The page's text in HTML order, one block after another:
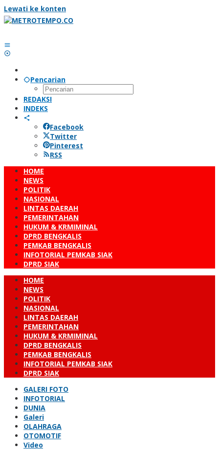
Lewati ke konten
Pencarian
REDAKSI
INDEKS
Facebook
Twitter
Pinterest
RSS
HOME
NEWS
POLITIK
NASIONAL
LINTAS DAERAH
PEMERINTAHAN
HUKUM & KRMIMINAL
DPRD BENGKALIS
PEMKAB BENGKALIS
INFOTORIAL PEMKAB SIAK
DPRD SIAK
HOME
NEWS
POLITIK
NASIONAL
LINTAS DAERAH
PEMERINTAHAN
HUKUM & KRMIMINAL
DPRD BENGKALIS
PEMKAB BENGKALIS
INFOTORIAL PEMKAB SIAK
DPRD SIAK
GALERI FOTO
INFOTORIAL
DUNIA
Galeri
OLAHRAGA
OTOMOTIF
Video